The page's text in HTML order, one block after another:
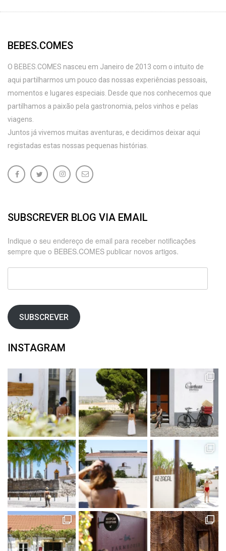
BEBES.COMES
O BEBES.COMES nasceu em Janeiro de 2013 com o intuito de
aqui partilharmos um pouco das nossas experiências pessoais,
momentos e lugares especiais. Desde que nos conhecemos que
partilhamos a paixão pela gastronomia, pelos vinhos e pelas
viagens.
Juntos já vivemos muitas aventuras, e decidimos deixar aqui
registadas estas nossas pequenas histórias.
SUBSCREVER BLOG VIA EMAIL
Indique o seu endereço de email para receber notificações
sempre que o BEBES.COMES publicar novos artigos.
SUBSCREVER
INSTAGRAM